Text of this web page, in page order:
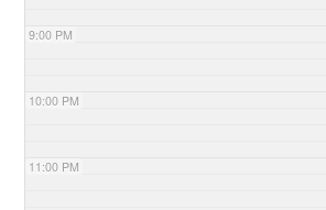
9:00 PM
10:00 PM
11:00 PM